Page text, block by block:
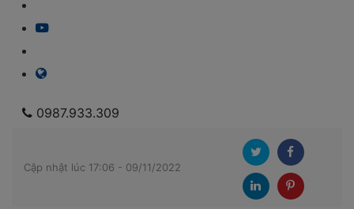
0987.933.309
Cập nhật lúc 17:06 - 09/11/2022